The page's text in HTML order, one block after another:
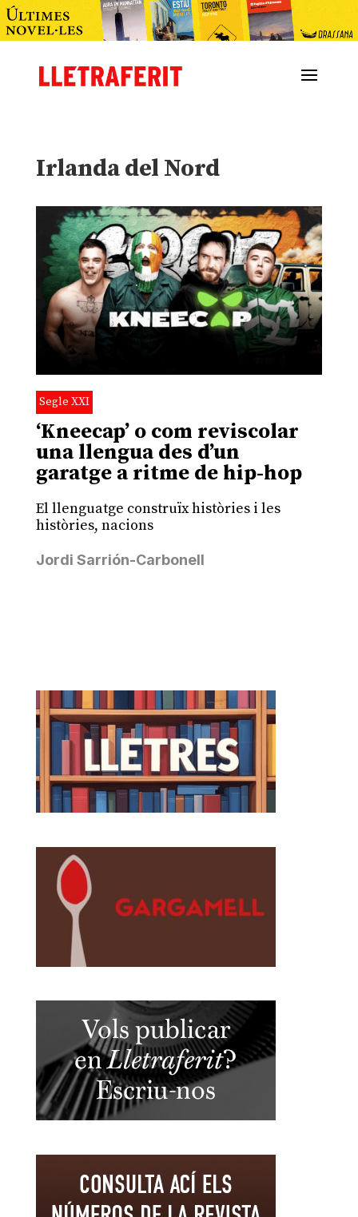
Irlanda del Nord
Segle XXI
‘Kneecap’ o com reviscolar
una llengua des d’un
garatge a ritme de hip-hop
El llenguatge construïx històries i les
històries, nacions
Jordi Sarrión-Carbonell